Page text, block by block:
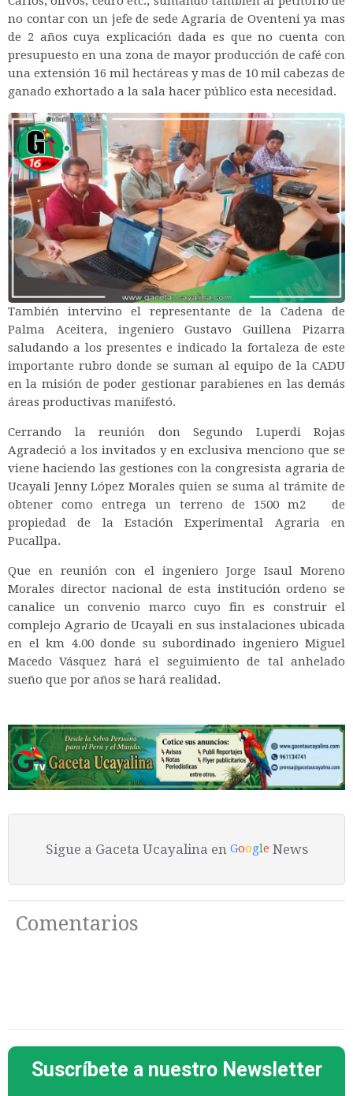
no contar con un jefe de sede Agraria de Oventeni ya mas
de 2 años cuya explicación dada es que no cuenta con
presupuesto en una zona de mayor producción de café con
una extensión 16 mil hectáreas y mas de 10 mil cabezas de
ganado exhortado a la sala hacer público esta necesidad.
También intervino el representante de la Cadena de
Palma Aceitera, ingeniero Gustavo Guillena Pizarra
saludando a los presentes e indicado la fortaleza de este
importante rubro donde se suman al equipo de la CADU
en la misión de poder gestionar parabienes en las demás
áreas productivas manifestó.
Cerrando la reunión don Segundo Luperdi Rojas
Agradeció a los invitados y en exclusiva menciono que se
viene haciendo las gestiones con la congresista agraria de
Ucayali Jenny López Morales quien se suma al trámite de
obtener como entrega un terreno de 1500 m2 de
propiedad de la Estación Experimental Agraria en
Pucallpa.
Que en reunión con el ingeniero Jorge Isaul Moreno
Morales director nacional de esta institución ordeno se
canalice un convenio marco cuyo fin es construir el
complejo Agrario de Ucayali en sus instalaciones ubicada
en el km 4.00 donde su subordinado ingeniero Miguel
Macedo Vásquez hará el seguimiento de tal anhelado
sueño que por años se hará realidad.
Sigue a Gaceta Ucayalina en Google News
Comentarios
Suscríbete a nuestro Newsletter